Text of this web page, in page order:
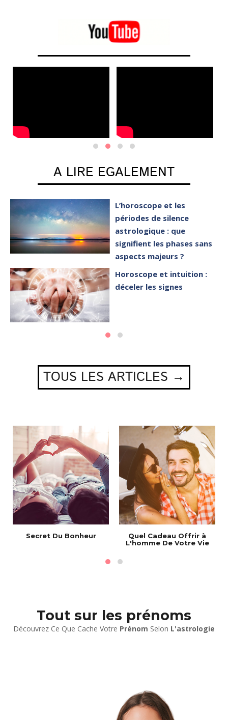
A LIRE EGALEMENT
L’horoscope et les
périodes de silence
astrologique : que
signifient les phases sans
aspects majeurs ?
Horoscope et intuition :
déceler les signes
TOUS LES ARTICLES →
Secret Du Bonheur
Quel Cadeau Offrir à
L'homme De Votre Vie
Tout sur les prénoms
Découvrez Ce Que Cache Votre Prénom Selon L'astrologie